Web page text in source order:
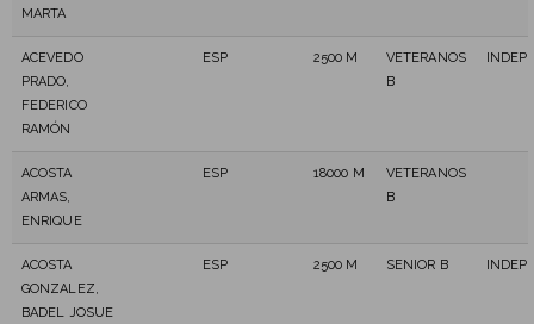
MARTA
ACEVEDO
PRADO,
FEDERICO
RAMÓN
ESP 2500 M
VETERANOS
B
ACOSTA
ARMAS,
ENRIQUE
ESP 18000 M
VETERANOS
B
ACOSTA
GONZALEZ,
BADEL JOSUE
ESP 2500 M SENIOR B